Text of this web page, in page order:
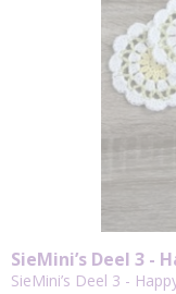
SieMini’s Deel 3 -
Haakpatroon
SieMini’s Deel 3 -